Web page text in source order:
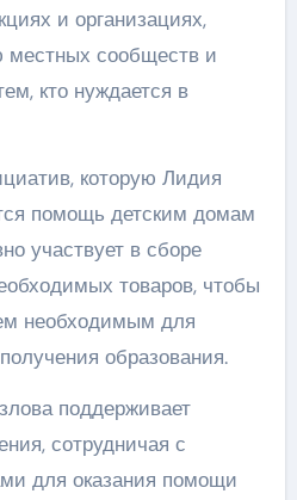
и организациях,
местных сообществ и
кто нуждается в
которую Лидия
помощь детским домам
участвует в сборе
товаров, чтобы
необходимым для
образования.
поддерживает
сотрудничая с
для оказания помощи